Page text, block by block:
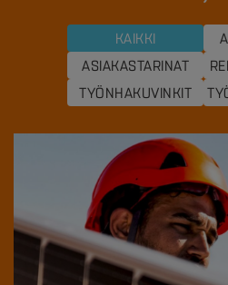
KAIKKI
ASIAKASTARINAT
TYÖNHAKUVINKIT